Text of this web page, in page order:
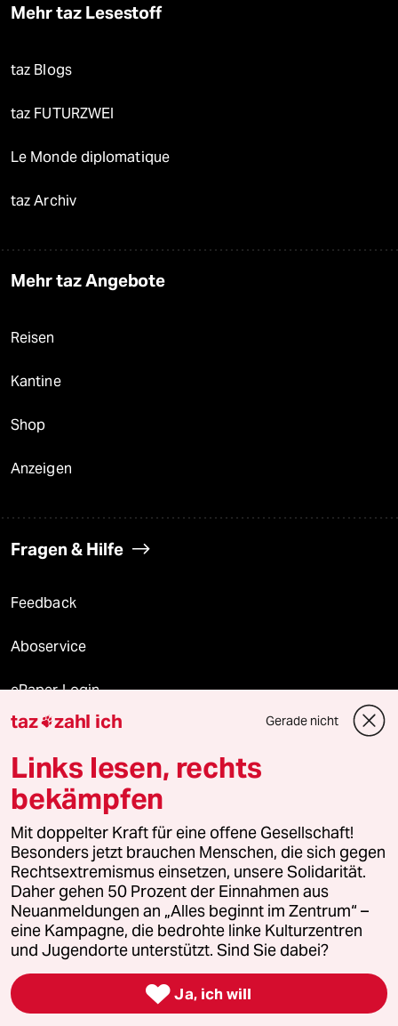
Mehr taz Lesestoff
taz Blogs
taz FUTURZWEI
Le Monde diplomatique
taz Archiv
Mehr taz Angebote
Reisen
Kantine
Shop
Anzeigen
Fragen & Hilfe
Feedback
Aboservice
ePaper Login
Downloads für Abonnierende
© 2026 taz Verlags und Vertriebs GmbH
Alle Rechte vorbehalten. Bei rechtlichen Fragen oder für Genehmigungen
wenden Sie sich bitte an
lizenzen@taz.de
Feedback Redaktionsstatut Kommune-Richtlinien
Leitlinie Informant Datenschutz Impressum AGB
Seitenwende Einwilligungen widerrufen (Ads)
taz zahl ich Gerade nicht
Links lesen, rechts
bekämpfen
Mit doppelter Kraft für eine offene Gesellschaft!
Besonders jetzt brauchen Menschen, die sich gegen
Rechtsextremismus einsetzen, unsere Solidarität.
Daher gehen 50 Prozent der Einnahmen aus
Neuanmeldungen an „Alles beginnt im Zentrum“ –
eine Kampagne, die bedrohte linke Kulturzentren
und Jugendorte unterstützt. Sind Sie dabei?
 Ja, ich will